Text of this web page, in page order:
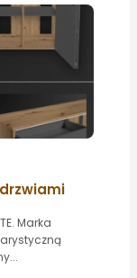
Marka